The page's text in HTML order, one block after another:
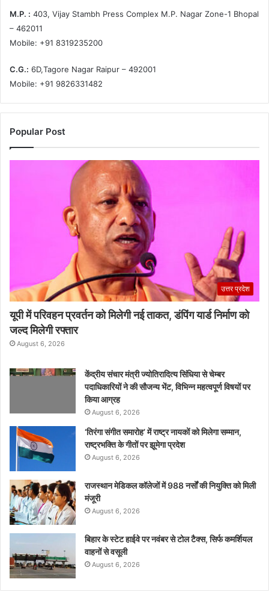
M.P. : 403, Vijay Stambh Press Complex M.P. Nagar Zone-1 Bhopal
– 462011
Mobile: +91 8319235200
C.G.: 6D,Tagore Nagar Raipur – 492001
Mobile: +91 9826331482
Popular Post
उत्तर प्रदेश
यूपी में परिवहन प्रवर्तन को मिलेगी नई ताकत, डंपिंग यार्ड निर्माण को
जल्द मिलेगी रफ्तार
August 6, 2026
केंद्रीय संचार मंत्री ज्योतिरादित्य सिंधिया से चेम्बर
पदाधिकारियों ने की सौजन्य भेंट, विभिन्न महत्वपूर्ण विषयों पर
किया आग्रह
August 6, 2026
‘तिरंगा संगीत समारोह’ में राष्ट्र नायकों को मिलेगा सम्मान,
राष्ट्रभक्ति के गीतों पर झूमेगा प्रदेश
August 6, 2026
राजस्थान मेडिकल कॉलेजों में 988 नर्सों की नियुक्ति को मिली
मंजूरी
August 6, 2026
बिहार के स्टेट हाईवे पर नवंबर से टोल टैक्स, सिर्फ कमर्शियल
वाहनों से वसूली
August 6, 2026